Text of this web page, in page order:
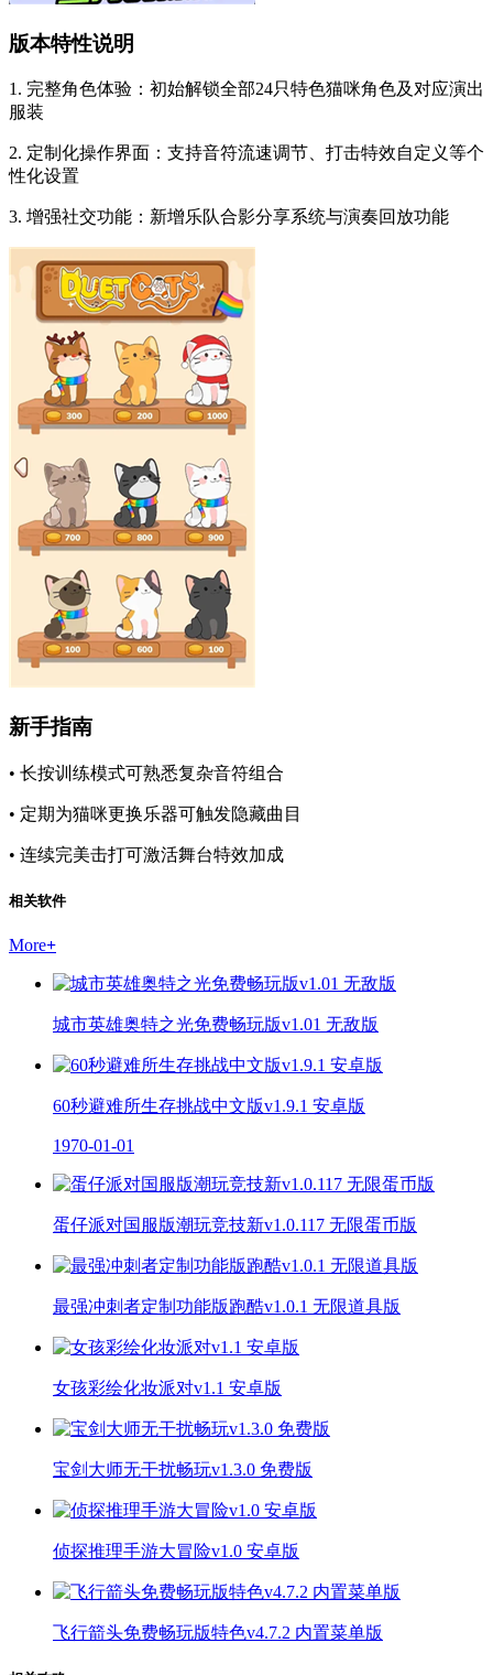
版本特性说明
1. 完整角色体验：初始解锁全部24只特色猫咪角色及对应演出
服装
2. 定制化操作界面：支持音符流速调节、打击特效自定义等个
性化设置
3. 增强社交功能：新增乐队合影分享系统与演奏回放功能
新手指南
• 长按训练模式可熟悉复杂音符组合
• 定期为猫咪更换乐器可触发隐藏曲目
• 连续完美击打可激活舞台特效加成
相关软件
More+
城市英雄奥特之光免费畅玩版v1.01 无敌版
60秒避难所生存挑战中文版v1.9.1 安卓版
1970-01-01
蛋仔派对国服版潮玩竞技新v1.0.117 无限蛋币版
最强冲刺者定制功能版跑酷v1.0.1 无限道具版
女孩彩绘化妆派对v1.1 安卓版
宝剑大师无干扰畅玩v1.3.0 免费版
侦探推理手游大冒险v1.0 安卓版
飞行箭头免费畅玩版特色v4.7.2 内置菜单版